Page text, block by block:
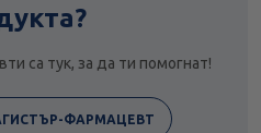
са тук, за да ти помогнат!
ФАРМАЦЕВТ